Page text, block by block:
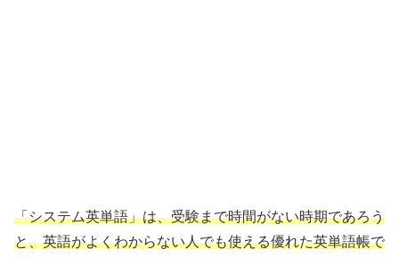
「システム英単語」は、受験まで時間がない時期であろう
と、英語がよくわからない人でも使える優れた英単語帳で